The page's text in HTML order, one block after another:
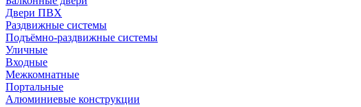
Двери ПВХ
Раздвижные системы
Подъёмно-раздвижные системы
Уличные
Входные
Межкомнатные
Портальные
Алюминиевые конструкции